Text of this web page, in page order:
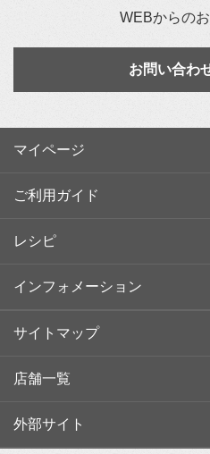
WEBからの
お問い合わ
マイページ
ご利用ガイド
レシピ
インフォメーション
サイトマップ
店舗一覧
外部サイト